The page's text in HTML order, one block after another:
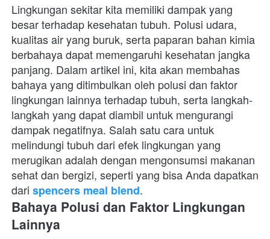
Lingkungan sekitar kita memiliki dampak yang
besar terhadap kesehatan tubuh. Polusi udara,
kualitas air yang buruk, serta paparan bahan kimia
berbahaya dapat memengaruhi kesehatan jangka
panjang. Dalam artikel ini, kita akan membahas
bahaya yang ditimbulkan oleh polusi dan faktor
lingkungan lainnya terhadap tubuh, serta langkah-
langkah yang dapat diambil untuk mengurangi
dampak negatifnya. Salah satu cara untuk
melindungi tubuh dari efek lingkungan yang
merugikan adalah dengan mengonsumsi makanan
sehat dan bergizi, seperti yang bisa Anda dapatkan
dari spencers meal blend.
Bahaya Polusi dan Faktor Lingkungan
Lainnya